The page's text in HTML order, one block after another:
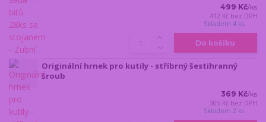
499 Kč/ks
412 Kč bez DPH
Skladem 4 ks
Do košíku
Originální hrnek pro kutily - stříbrný šestihranný
šroub
369 Kč/ks
305 Kč bez DPH
Skladem 2 ks